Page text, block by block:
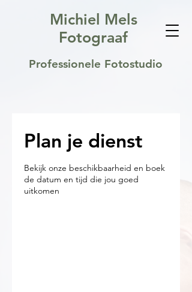
Michiel Mels
Fotograaf
Professionele Fotostudio
Plan je dienst
Bekijk onze beschikbaarheid en boek
de datum en tijd die jou goed
uitkomen